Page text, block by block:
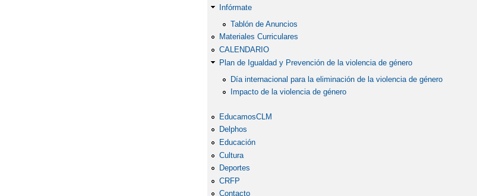
Infórmate
Tablón de Anuncios
Materiales Curriculares
CALENDARIO
Plan de Igualdad y Prevención de la violencia de género
Día internacional para la eliminación de la violencia de género
Impacto de la violencia de género
EducamosCLM
Delphos
Educación
Cultura
Deportes
CRFP
Contacto